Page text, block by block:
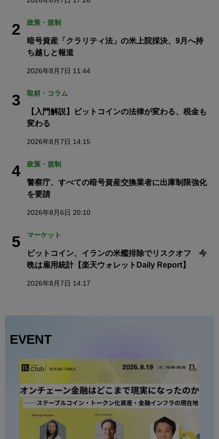
2 政策・規制
暗号資産「クラリティ法」の米上院採決、9月へ持
ち越しと報道
2026年8月7日 11:44
3 取材・コラム
【入門解説】ビットコインの法律が変わる、税金も
変わる
2026年8月7日 14:15
4 政策・規制
警察庁、すべての暗号資産交換業者に出庫制限強化
を要請
2026年8月6日 20:10
5 マーケット
ビットコイン、イランの米艦排除でリスクオフ 今
晩は雇用統計【楽天ウォレットDaily Report】
2026年8月7日 14:17
EVENT